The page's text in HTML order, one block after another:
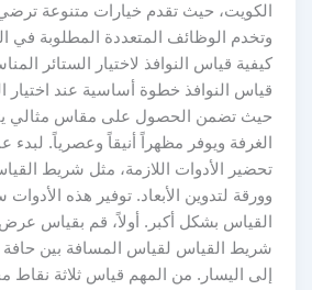
الكويت، حيث تقدم خيارات متنوعة ترضي
وتخدم الوظائف المتعددة المطلوبة في
كيفية قياس النوافذ لاختيار الستائر
قياس النوافذ خطوة أساسية عند اختيار
حيث تضمن الحصول على مقاس مثالي
الغرفة ويوفر مظهراً أنيقاً وعصرياً. لبدء
تحضير الأدوات اللازمة، مثل شريط
وورقة لتدوين الأبعاد. توفير هذه الأدوات
القياس بشكل أكبر. أولاً، قم بقياس عرض
شريط القياس لقياس المسافة بين حافة
إلى اليسار. من المهم قياس ثلاثة نقاط